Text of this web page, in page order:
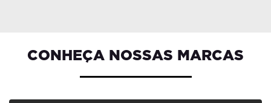
CONHEÇA NOSSAS MARCAS